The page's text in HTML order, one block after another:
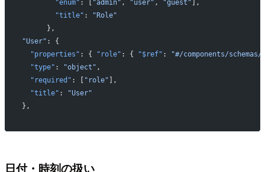
        "enum"
: [ "admin" , "user" , "guest" ],
        "title"
:
"Role"
      },
"User" : {
  "properties"
: { "role" : { "$ref" :
"#/components/schemas/
  "type"
: "object" ,
  "required"
: [ "role" ],
  "title"
:
"User"
},
日付・時刻の扱い